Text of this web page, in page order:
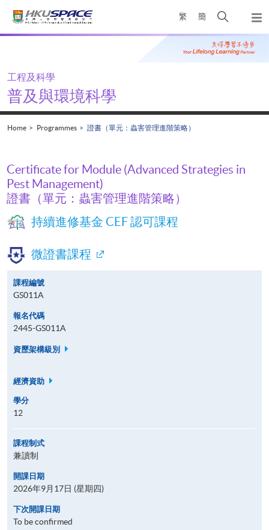
繁 簡
Open
search
panel
Main
工程及科學
普及與環境科學
Home Programmes 證書（單元：蟲害管理進階策略）
Certificate for Module (Advanced Strategies in
Pest Management)
證書（單元：蟲害管理進階策略）
持續進修基金 CEF 認可課程
微證書課程
課程編號
GS011A
報名代碼
2445-GS011A
資歷架構級別
經濟資助
學分
12
課程制式
兼讀制
開課日期
2026年9月17日 (星期四)
下次開課日期
To be confirmed